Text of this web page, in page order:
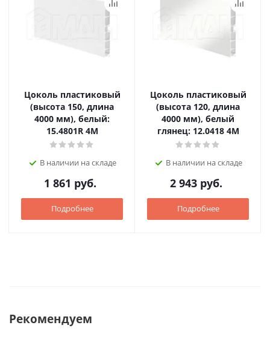
Цоколь пластиковый
(высота 150, длина
4000 мм), белый:
15.4801R 4M
В наличии на складе
1 861 руб.
Подробнее
Цоколь пластиковый
(высота 120, длина
4000 мм), белый
глянец: 12.0418 4M
В наличии на складе
2 943руб.
Подробнее
Рекомендуем